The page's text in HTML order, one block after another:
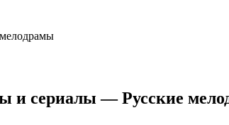
и сериалы — Русские